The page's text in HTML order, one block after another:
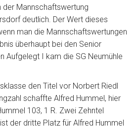
der Mannschaftswertung
deutlich. Der Wert dieses
man die Mannschaftswertungen
überhaupt bei den Senior
Aufgelegt I kam die SG Neumühle
den Titel vor Norbert Riedl
schaffte Alfred Hummel, hier
103, 1 R. Zwei Zehntel
der dritte Platz für Alfred Hummel